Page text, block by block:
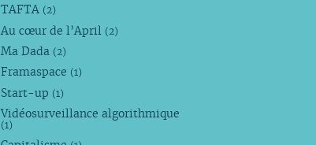
TAFTA (2)
Au cœur de l’April (2)
Ma Dada (2)
Framaspace (1)
Start-up (1)
Vidéosurveillance algorithmique
(1)